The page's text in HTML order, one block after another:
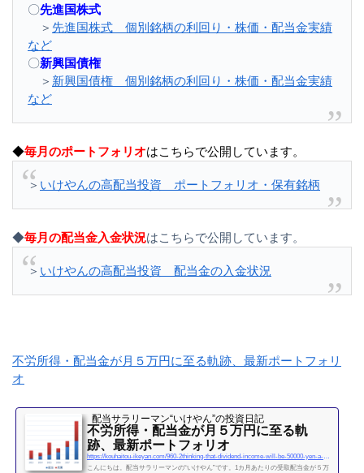
〇先進国株式
＞ 先進国株式 個別銘柄の利回り・株価・配当金実績
など
〇新興国債権
＞ 新興国債権 個別銘柄の利回り・株価・配当金実績
など
◆毎月のポートフォリオはこちらで公開しています。
＞ いけやんの高配当投資 ポートフォリオ・保有銘柄
◆毎月の配当金入金状況はこちらで公開しています。
＞ いけやんの高配当投資 配当金の入金状況
不労所得・配当金が月５万円に至る軌跡、最新ポートフォリ
オ
配当サラリーマン“いけやん”の投資日記 ​
不労所得・配当金が月５万円に至る軌
跡、最新ポートフォリオ
https://kouhaitou-ikeyan.com/960-2thinking-that-dividend-income-will-be-50000-yen-a-month
こんにちは。配当サラリーマンの“いけやん”です。1カ月あたりの受取配当金が５万